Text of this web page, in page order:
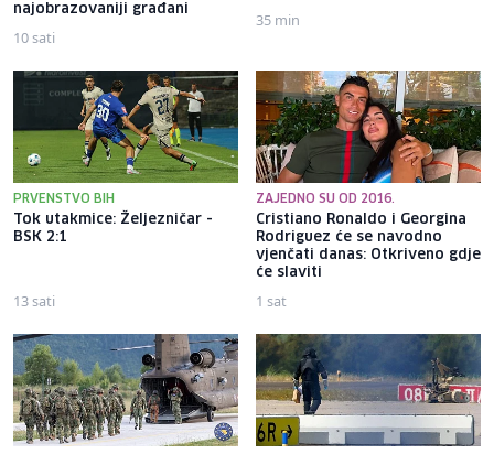
najobrazovaniji građani
10 sati
35 min
PRVENSTVO BIH
Tok utakmice: Željezničar -
BSK 2:1
13 sati
ZAJEDNO SU OD 2016.
Cristiano Ronaldo i Georgina
Rodriguez će se navodno
vjenčati danas: Otkriveno gdje
će slaviti
1 sat